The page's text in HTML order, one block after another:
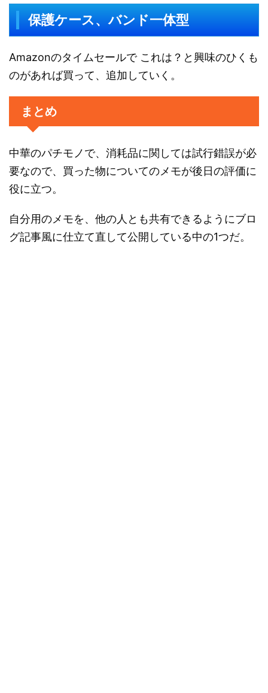
保護ケース、バンド一体型
Amazonのタイムセールで これは？と興味のひくも
のがあれば買って、追加していく。
まとめ
中華のパチモノで、消耗品に関しては試行錯誤が必
要なので、買った物についてのメモが後日の評価に
役に立つ。
自分用のメモを、他の人とも共有できるようにブロ
グ記事風に仕立て直して公開している中の1つだ。